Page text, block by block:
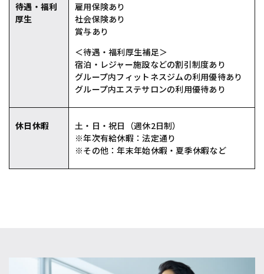
待遇‧福利
厚⽣
雇⽤保険あり
社会保険あり
賞与あり
＜待遇・福利厚生補足＞
宿泊・レジャー施設などの割引制度あり
グループ内フィットネスジムの利用優待あり
グループ内エステサロンの利用優待あり
休⽇休暇
⼟‧⽇‧祝⽇（週休2⽇制）
※年次有給休暇：法定通り
※その他：年末年始休暇‧夏季休暇など